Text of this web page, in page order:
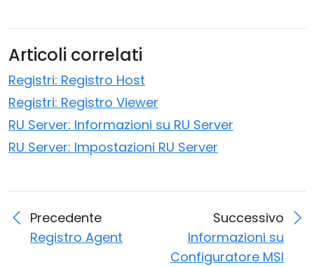
Articoli correlati
Registri: Registro Host
Registri: Registro Viewer
RU Server: Informazioni su RU Server
RU Server: Impostazioni RU Server
Precedente
Registro Agent
Successivo
Informazioni su
Configuratore MSI